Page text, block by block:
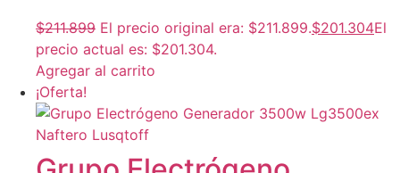
$211.899 El precio original era: $211.899.$201.304El
precio actual es: $201.304.
Agregar al carrito
¡Oferta!